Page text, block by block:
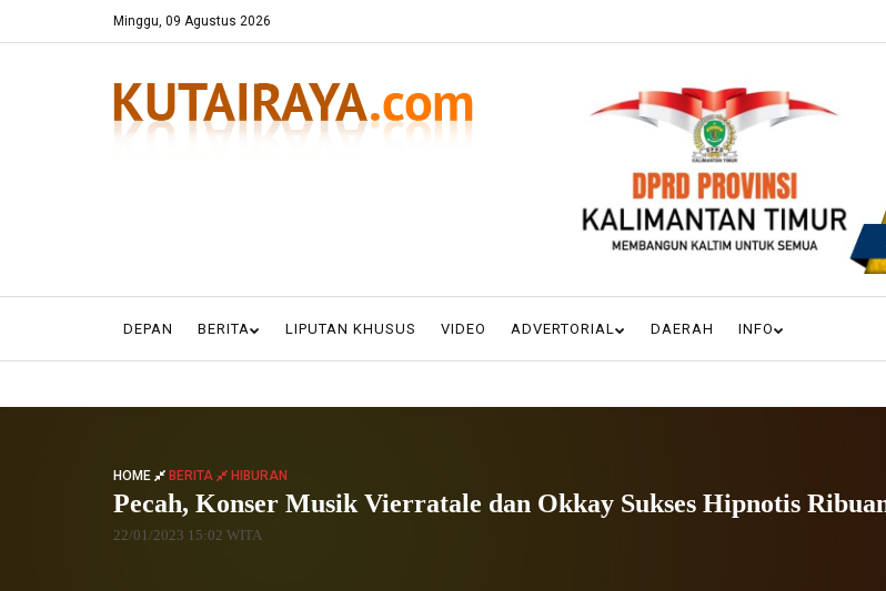
Minggu, 09 Agustus 2026
DEPAN BERITA LIPUTAN KHUSUS VIDEO ADVERTORIAL DAERAH INFO
HOME BERITA HIBURAN
Pecah, Konser Musik Vierratale dan Okkay Sukses Hipnotis
22/01/2023 15:02 WITA